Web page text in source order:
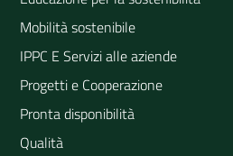
Mobilità sostenibile
IPPC E Servizi alle aziende
Progetti e Cooperazione
Pronta disponibilità
Qualità